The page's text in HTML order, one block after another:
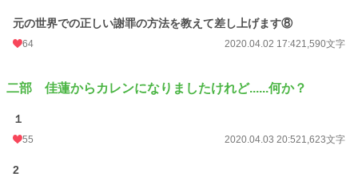
元の世界での正しい謝罪の方法を教えて差し上げます⑧
64 2020.04.02 17:421,590文字
二部 佳蓮からカレンになりましたけれど......何か？
１
55 2020.04.03 20:521,623文字
2